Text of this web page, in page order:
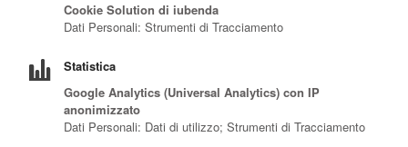
Cookie Solution di iubenda
Dati Personali: Strumenti di Tracciamento
Statistica
Google Analytics (Universal Analytics) con IP
anonimizzato
Dati Personali: Dati di utilizzo; Strumenti di Tracciamento